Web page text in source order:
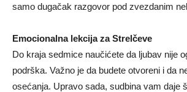
samo dugačak razgovor pod zvezdanim
Emocionalna lekcija za Strelčeve
Do kraja sedmice naučićete da ljubav nije
podrška. Važno je da budete otvoreni i da
osećanja. Upravo sada, sudbina vam daje